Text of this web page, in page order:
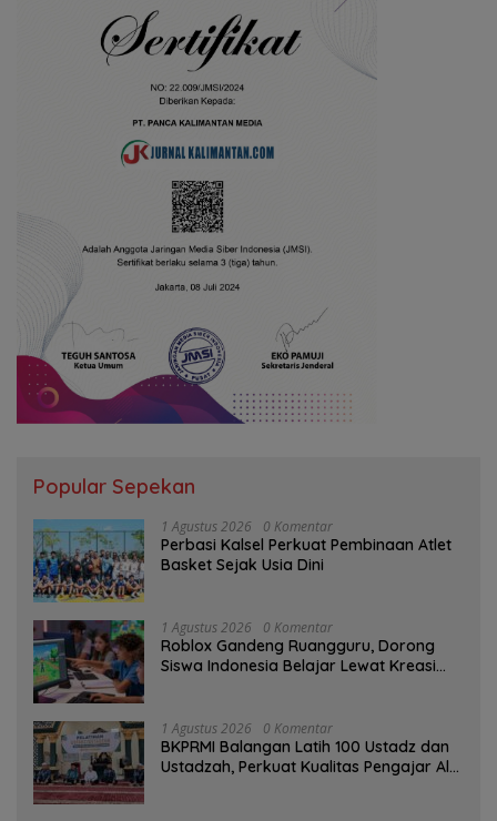
Popular Sepekan
1 Agustus 2026 0 Komentar
Perbasi Kalsel Perkuat Pembinaan Atlet
Basket Sejak Usia Dini
1 Agustus 2026 0 Komentar
Roblox Gandeng Ruangguru, Dorong
Siswa Indonesia Belajar Lewat Kreasi
1 Agustus 2026 0 Komentar
BKPRMI Balangan Latih 100 Ustadz dan
Ustadzah, Perkuat Kualitas Pengajar Al-